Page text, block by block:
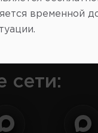
сети:
временной